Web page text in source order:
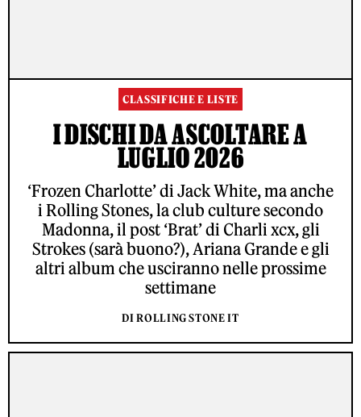
CLASSIFICHE E LISTE
I DISCHI DA ASCOLTARE A
LUGLIO 2026
‘Frozen Charlotte’ di Jack White, ma anche
i Rolling Stones, la club culture secondo
Madonna, il post ‘Brat’ di Charli xcx, gli
Strokes (sarà buono?), Ariana Grande e gli
altri album che usciranno nelle prossime
settimane
DI ROLLING STONE IT